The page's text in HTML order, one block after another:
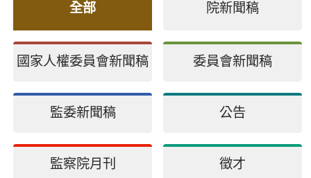
全部 院新聞稿
國家人權委員會新聞稿 委員會新聞稿
監委新聞稿 公告
監察院月刊 徵才